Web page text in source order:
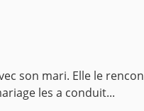
son mari. Elle le
les a conduit...